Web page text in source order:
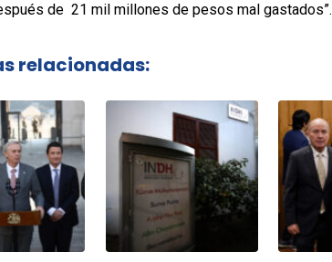
de 21 mil millones de pesos mal gastados”.
relacionadas: